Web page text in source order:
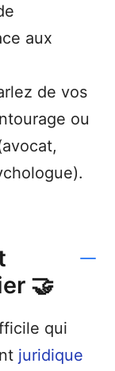
aux
de vos
ou
🤝
qui
juridique